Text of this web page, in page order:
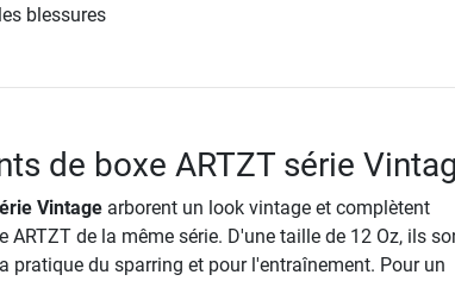
blessures
de boxe ARTZT série
Vintagearborent un look vintage et complètent
de la même série. D'une taille de 12 Oz, ils
pratique du sparring et pour l'entraînement. Pour un